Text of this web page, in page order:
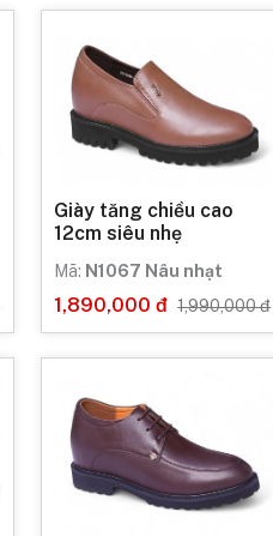
Giày tăng chiều cao
12cm siêu nhẹ
Mã: N1067 Nâu nhạt
1,890,000 đ 1,990,000 đ